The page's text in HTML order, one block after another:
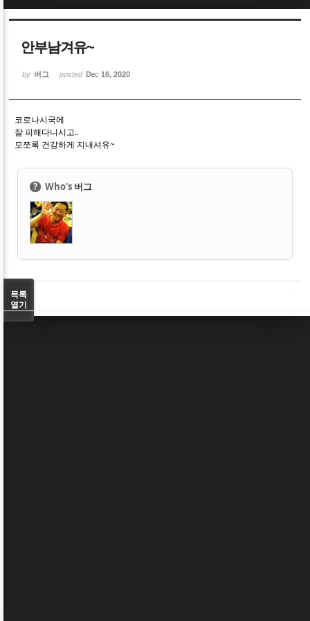
안부남겨유~
by 버그 posted Dec 16, 2020
코로나시국에
잘 피해다니시고..
모쪼록 건강하게 지내셔유~
? Who's 버그
목록
열기
Sketchbook5, 스케치북5
Sketchbook5, 스케치북5
Sketchbook5, 스케치북5
Sketchbook5, 스케치북5